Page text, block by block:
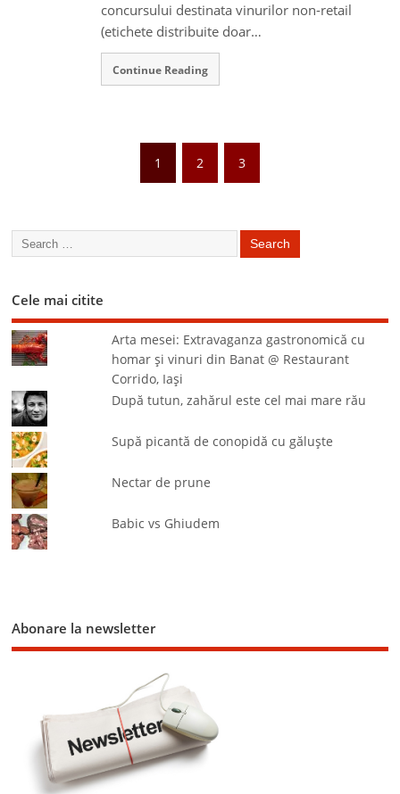
concursului destinata vinurilor non-retail
(etichete distribuite doar…
Continue Reading
1 2 3
Cele mai citite
Arta mesei: Extravaganza gastronomică cu
homar şi vinuri din Banat @ Restaurant
Corrido, Iaşi
După tutun, zahărul este cel mai mare rău
Supă picantă de conopidă cu găluşte
Nectar de prune
Babic vs Ghiudem
Abonare la newsletter